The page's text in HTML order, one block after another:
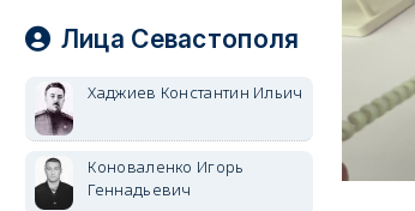
Лица Севастополя
Хаджиев Константин Ильич
Коноваленко Игорь
Геннадьевич